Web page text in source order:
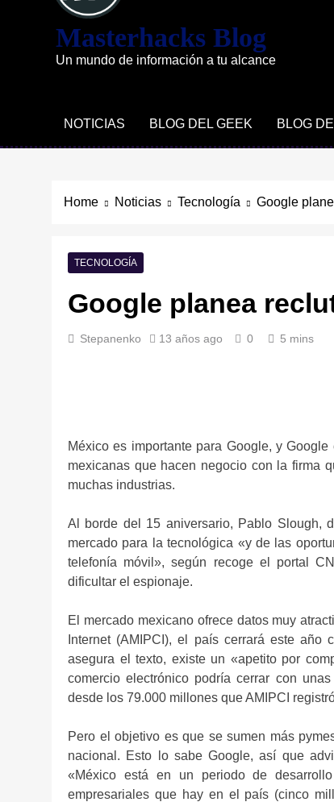
Masterhacks Blog
Un mundo de información a tu alcance
NOTICIAS BLOG DEL GEEK BLOG
Home Noticias Tecnología Google
TECNOLOGÍA
Google planea
Stepanenko 13 años ago 0 5 mins
México es importante para Google, y
mexicanas que hacen negocio con la firma
muchas industrias.
Al borde del 15 aniversario, Pablo Slough,
mercado para la tecnológica «y de las
telefonía móvil», según recoge el portal
dificultar el espionaje.
El mercado mexicano ofrece datos muy
Internet (AMIPCI), el país cerrará este
asegura el texto, existe un «apetito por
comercio electrónico podría cerrar con
desde los 79.000 millones que AMIPCI
Pero el objetivo es que se sumen más
nacional. Esto lo sabe Google, así que
«México está en un periodo de
empresariales que hay en el país (cinco